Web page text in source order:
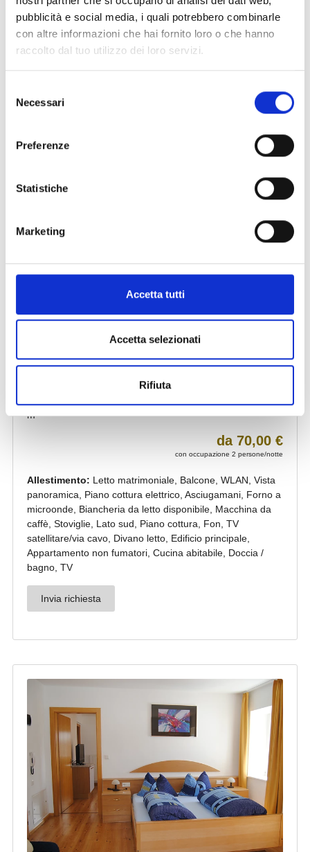
pubblicità e social media, i quali potrebbero combinarle
con altre informazioni che hai fornito loro o che hanno
raccolto dal tuo utilizzo dei loro servizi.
delNecessari
Preferenze
Statistiche
Marketing
Accetta tutti
Accetta selezionati
Rifiuta